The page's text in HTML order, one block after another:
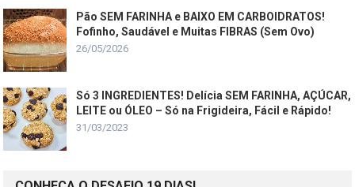
Pão SEM FARINHA e BAIXO EM CARBOIDRATOS!
Fofinho, Saudável e Muitas FIBRAS (Sem Ovo)
26/05/2026
Só 3 INGREDIENTES! Delícia SEM FARINHA, AÇÚCAR,
LEITE ou ÓLEO – Só na Frigideira, Fácil e Rápido!
31/03/2023